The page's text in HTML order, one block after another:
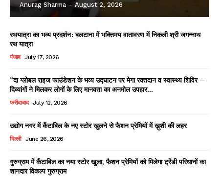
Anurag Sharma - August 2, 2026
रथयात्रा का भव्य प्रदर्शन: बलटाना में भक्तिमय वातावरण में निकली श्री जगन्नाथ
रथ यात्रा
पंजाब July 17, 2026
“दा ग्लोबल राइज फाउंडेशन के भव्य उद्घाटन पर मेगा रक्तदान व स्वास्थ्य शिविर —
दिव्यांगों ने मिलकर लोगों के लिए मानवता का अनमोल उपहार...
फरीदाबाद July 12, 2026
उद्योग नगर में कैंटाबिल के नए स्टोर खुलने से फैशन प्रेमियों में ख़ुशी की लहर
दिल्ली June 26, 2026
गुरुग्राम में कैंटाबिल का नया स्टोर खुला, फैशन प्रेमियों को मिलेगा ट्रेंडी परिधानों का
शानदार विकल्प गुरुग्राम